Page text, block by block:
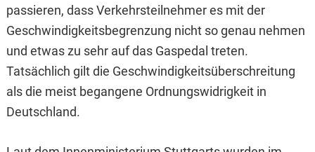
passieren, dass Verkehrsteilnehmer es mit der
Geschwindigkeitsbegrenzung nicht so genau nehmen
und etwas zu sehr auf das Gaspedal treten.
Tatsächlich gilt die Geschwindigkeitsüberschreitung
als die meist begangene Ordnungswidrigkeit in
Deutschland.